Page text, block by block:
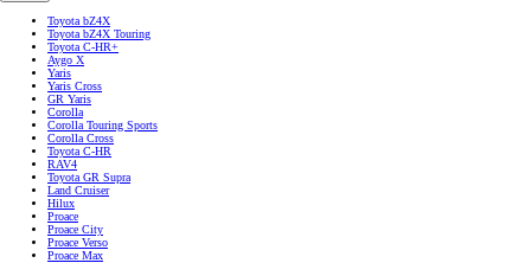
Toyota bZ4X
Toyota bZ4X Touring
Toyota C-HR+
Aygo X
Yaris
Yaris Cross
GR Yaris
Corolla
Corolla Touring Sports
Corolla Cross
Toyota C-HR
RAV4
Toyota GR Supra
Land Cruiser
Hilux
Proace
Proace City
Proace Verso
Proace Max